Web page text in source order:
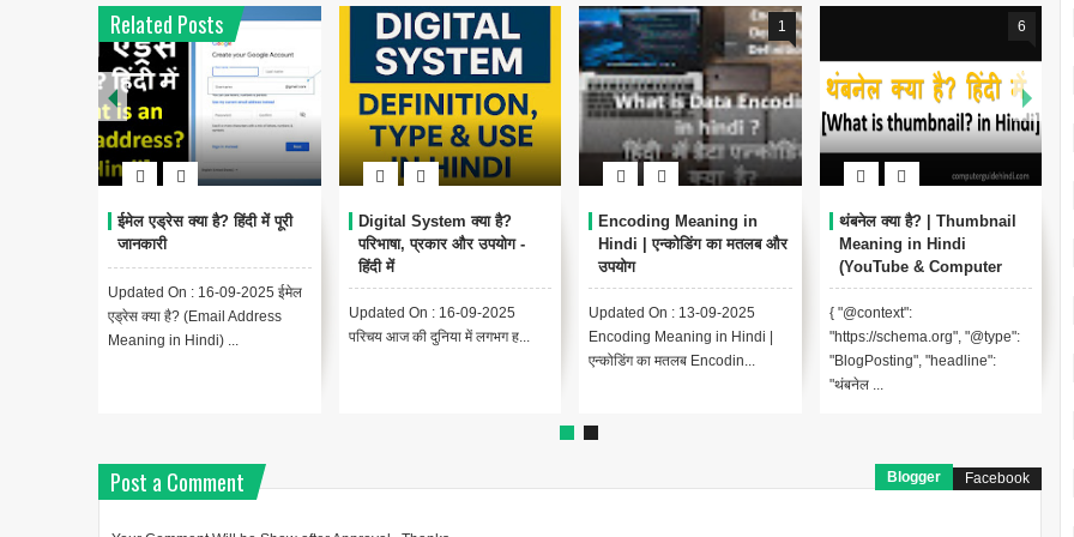
Related Posts
ईमेल एड्रेस क्या है? हिंदी में पूरी
जानकारी
Updated On : 16-09-2025 ईमेल
एड्रेस क्या है? (Email Address
Meaning in Hindi) ...
Digital System क्या है?
परिभाषा, प्रकार और उपयोग -
हिंदी में
Updated On : 16-09-2025
परिचय आज की दुनिया में लगभग ह...
1
Encoding Meaning in
Hindi | एन्कोडिंग का मतलब और
उपयोग
Updated On : 13-09-2025
Encoding Meaning in Hindi |
एन्कोडिंग का मतलब Encodin...
6
थंबनेल क्या है? | Thumbnail
Meaning in Hindi
(YouTube & Computer
Example)
{ "@context":
"https://schema.org", "@type":
"BlogPosting", "headline":
"थंबनेल ...
Post a Comment Blogger Facebook